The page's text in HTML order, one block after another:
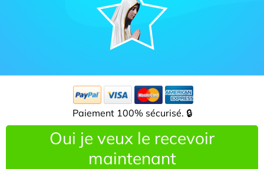
Paiement 100% sécurisé. 🔒
Oui je veux le recevoir
maintenant